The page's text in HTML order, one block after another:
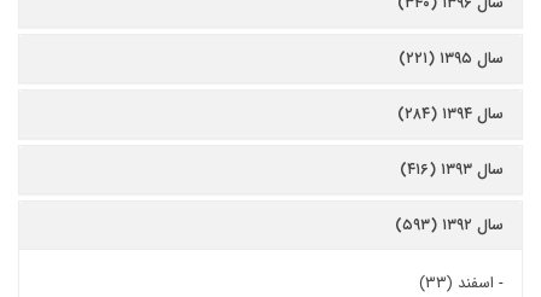
سال ۱۳۹۵ (۲۲۱)
سال ۱۳۹۴ (۲۸۴)
سال ۱۳۹۳ (۴۱۶)
سال ۱۳۹۲ (۵۹۳)
- اسفند (۳۳)